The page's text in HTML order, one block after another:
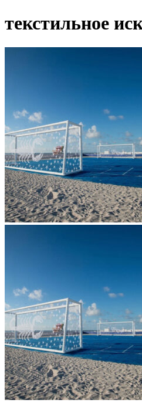
текстильное